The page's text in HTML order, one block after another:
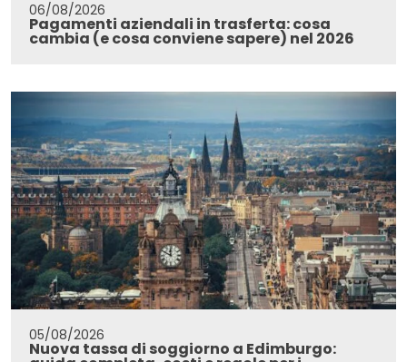
06/08/2026
Pagamenti aziendali in trasferta: cosa
cambia (e cosa conviene sapere) nel 2026
05/08/2026
Nuova tassa di soggiorno a Edimburgo: